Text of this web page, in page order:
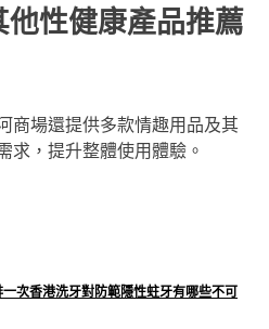
性健康產品推薦
商場還提供多款情趣用品及其
求，提升整體使用體驗。
次香港洗牙對防範隱性蛀牙有哪些不可